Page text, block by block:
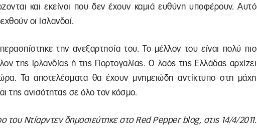
και εκείνοι που δεν έχουν καμιά ευθύνη υποφέρουν. Αυτό
οι Ισλανδοί.
την ανεξαρτησία του. Το μέλλον του είναι πολύ πιο
της Ιρλανδίας ή της Πορτογαλίας. Ο λαός της Ελλάδας αρχίζει
Τα αποτελέσματα θα έχουν μνημειώδη αντίκτυπο στη μάχη
της ανισότητας σε όλο τον κόσμο.
του Ντίαρντεν δημοσιεύτηκε στο Red Pepper blog, στις 14/4/2011.